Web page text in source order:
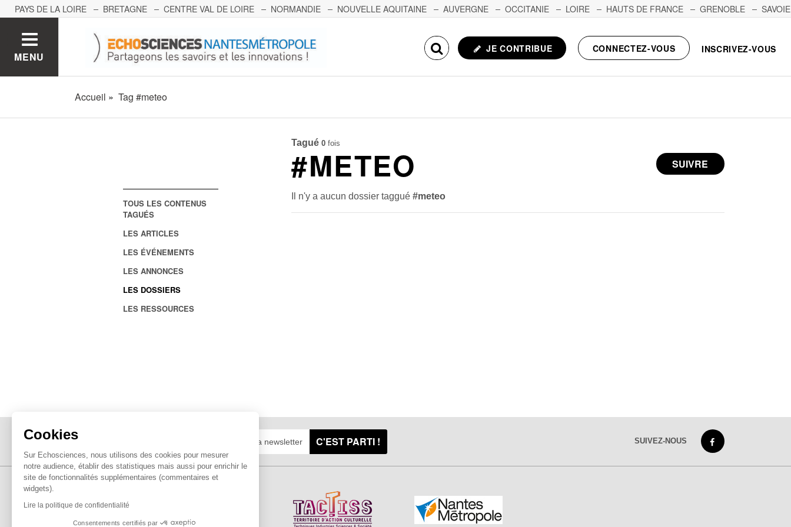
Cookies
Sur Echosciences, nous utilisons des cookies pour mesurer
notre audience, établir des statistiques mais aussi pour enrichir le
site de fonctionnalités supplémentaires (commentaires et
widgets).
Lire la politique de confidentialité
Consentements certifiés par
PAYS DE LA LOIRE BRETAGNE CENTRE VAL DE LOIRE NORMANDIE NOUVELLE AQUITAINE AUVERGNE OCCITANIE LOIRE HAUTS DE FRANCE GRENOBLE
SAVOIE
MENU
JE CONTRIBUE CONNECTEZ-VOUS INSCRIVEZ-VOUS
Accueil Tag #meteo
TOUS LES CONTENUS
TAGUÉS
LES ARTICLES
LES ÉVÉNEMENTS
LES ANNONCES
LES DOSSIERS
LES RESSOURCES
Tagué 0 fois
SUIVRE
#METEO
Il n'y a aucun dossier taggué#meteo
C'EST PARTI ! SUIVEZ-NOUS